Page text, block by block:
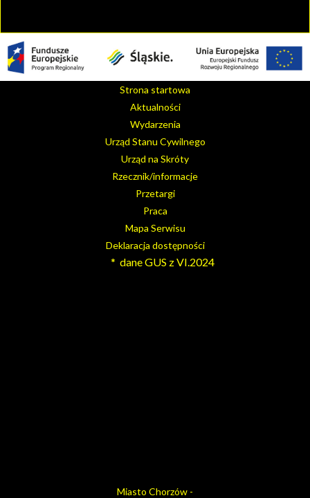
Strona startowa
Aktualności
Wydarzenia
Urząd Stanu Cywilnego
Urząd na Skróty
Rzecznik/informacje
Przetargi
Praca
Mapa Serwisu
Deklaracja dostępności
* dane GUS z VI.2024
Miasto Chorzów -